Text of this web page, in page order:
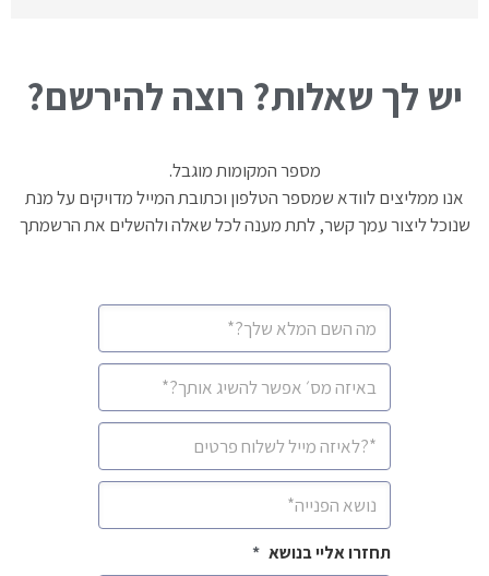
יש לך שאלות? רוצה להירשם?
מספר המקומות מוגבל.
אנו ממליצים לוודא שמספר הטלפון וכתובת המייל מדויקים על מנת
שנוכל ליצור עמך קשר, לתת מענה לכל שאלה ולהשלים את הרשמתך
CAPTCHA
מלא *
מספר
סלולרי
*
איימיל
תחזרו אליי בנושא *